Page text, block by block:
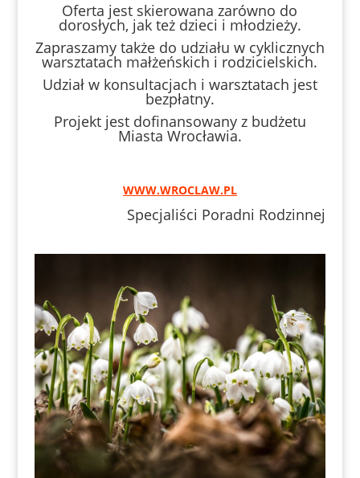
Oferta jest skierowana zarówno do
dorosłych, jak też dzieci i młodzieży.
Zapraszamy także do udziału w cyklicznych
warsztatach małżeńskich i rodzicielskich.
Udział w konsultacjach i warsztatach jest
bezpłatny.
Projekt jest dofinansowany z budżetu
Miasta Wrocławia.
WWW.WROCLAW.PL
Specjaliści Poradni Rodzinnej